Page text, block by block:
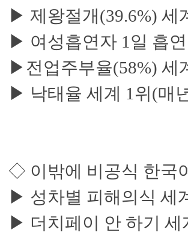
▶ 제왕절개(39.6%) 세
▶ 여성흡연자 1일 흡연
▶전업주부율(58%) 세
▶ 낙태율 세계 1위(매
◇ 이밖에 비공식 한국
▶ 성차별 피해의식 세
▶ 더치페이 안 하기 세